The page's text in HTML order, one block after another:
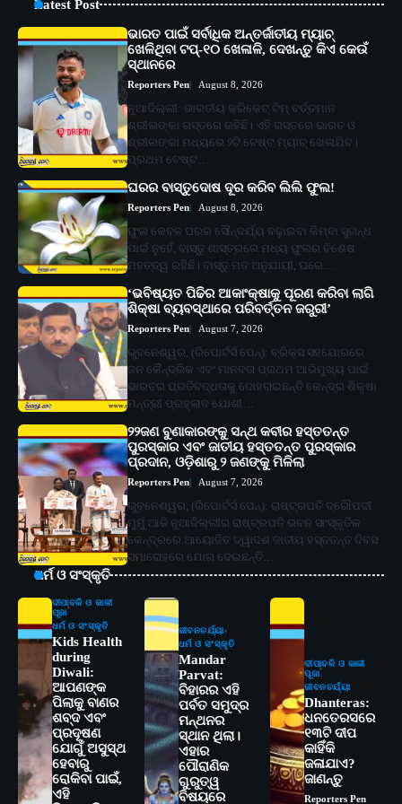
Latest Post
ଭାରତ ପାଇଁ ସର୍ବାଧିକ ଅନ୍ତର୍ଜାତୀୟ ମ୍ୟାଚ୍
ଖେଳିଥିବା ଟପ୍-୧୦ ଖେଳାଳି, ଦେଖନ୍ତୁ କିଏ କେଉଁ
ସ୍ଥାନରେ
Reporters Pen August 8, 2026
ନୂଆଦିଲ୍ଲୀ: ଭାରତୀୟ କ୍ରିକେଟ୍ ଟିମ୍ ବର୍ତ୍ତମାନ
ଶ୍ରୀଲଙ୍କା ଗସ୍ତରେ ରହିଛି। ଏହି ଗସ୍ତରେ ଭାରତ ଓ
ଶ୍ରୀଲଙ୍କା ମଧ୍ୟରେ ୨ଟି ଟେଷ୍ଟ ମ୍ୟାଚ୍ ଖେଳାଯିବ।
ପ୍ରଥମ ଟେଷ୍ଟ…
ଘରର ବାସ୍ତୁଦୋଷ ଦୂର କରିବ ଲିଲି ଫୁଲ!
Reporters Pen August 8, 2026
ଫୁଲ କେବଳ ଘରର ସୌନ୍ଦର୍ଯ୍ୟ ବଢ଼ାଇବା କିମ୍ବା ସୁଗନ୍ଧ
ପାଇଁ ନୁହେଁ, ବାସ୍ତୁ ଶାସ୍ତ୍ରରେ ମଧ୍ୟ ଫୁଲର ବିଶେଷ
ମହତ୍ତ୍ୱ ରହିଛି। ବାସ୍ତୁ ମତ ଅନୁଯାୟୀ, ଘରେ…
‘ଭବିଷ୍ୟତ ପିଢିର ଆକାଂକ୍ଷାକୁ ପୂରଣ କରିବା ଲାଗି
ଶିକ୍ଷା ବ୍ୟବସ୍ଥାରେ ପରିବର୍ତ୍ତନ ଜରୁରୀ’
Reporters Pen August 7, 2026
ଭୁବନେଶ୍ୱର, (ରିପୋର୍ଟର୍ସ ପେନ୍‌): ବ୍ରିକ୍ସ ସହଯୋଗରେ
ଜନ କୈନ୍ଦ୍ରିକ ଏବଂ ମାନବତା ପ୍ରଥମ ଆଭିମୁଖ୍ୟ ପାଇଁ
ଭାରତର ପ୍ରତିବଦ୍ଧତାକୁ ଦୋହରାଇଛନ୍ତି କେନ୍ଦ୍ର ଶିକ୍ଷା
ମନ୍ତ୍ରୀ ପ୍ରହ୍ଲାଦ ଯୋଶୀ…
୨୨ଜଣ ବୁଣାକାରଙ୍କୁ ସନ୍ଥ କବୀର ହସ୍ତତନ୍ତ
ପୁରସ୍କାର ଏବଂ ଜାତୀୟ ହସ୍ତତନ୍ତ ପୁରସ୍କାର
ପ୍ରଦାନ, ଓଡ଼ିଶାରୁ ୨ ଜଣଙ୍କୁ ମିଳିଲା
Reporters Pen August 7, 2026
ଭୁବନେଶ୍ୱର, (ରିପୋର୍ଟର୍ସ ପେନ୍‌): ରାଷ୍ଟ୍ରପତି ଦ୍ରୌପଦୀ
ମୁର୍ମୁ ଆଜି ନୂଆଦିଲ୍ଲୀର ରାଷ୍ଟ୍ରପତି ଭବନ ସାଂସ୍କୃତିକ
କେନ୍ଦ୍ରରେ ଆୟୋଜିତ ଦ୍ୱାଦଶ ଜାତୀୟ ହସ୍ତତନ୍ତ ଦିବସ
ସମାରୋହରେ ଯୋଗ ଦେଇଛନ୍ତି…
ଧର୍ମ ଓ ସଂସ୍କୃତି
ଦୀପାବଳି ଓ କାଳୀ
ପୂଜା
ଧର୍ମ ଓ ସଂସ୍କୃତି
Kids Health
during
Diwali:
ଆପଣଙ୍କ
ପିଲାକୁ ବାଣର
ଶବ୍ଦ ଏବଂ
ପ୍ରଦୂଷଣ
ଯୋଗୁଁ ଅସୁସ୍ଥ
ହେବାରୁ
ରୋକିବା ପାଇଁ,
ଏହି
ଜୀବନଚର୍ଯ୍ୟା
ଧର୍ମ ଓ ସଂସ୍କୃତି
Mandar
Parvat:
ବିହାରର ଏହି
ପର୍ବତ ସମୁଦ୍ର
ମନ୍ଥନର
ସ୍ଥାନ ଥିଲା।
ଏହାର
ପୌରାଣିକ
ଗୁରୁତ୍ୱ
ବିଷୟରେ
ଦୀପାବଳି ଓ କାଳୀ
ପୂଜା
ଜୀବନଚର୍ଯ୍ୟା
Dhanteras:
ଧନତେରସରେ
୧୩ଟି ଦୀପ
କାହିଁକି
ଜଳାଯାଏ?
ଜାଣନ୍ତୁ
Reporters Pen